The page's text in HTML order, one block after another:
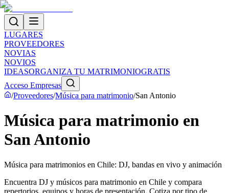
LUGARES
PROVEEDORES
NOVIAS
NOVIOS
IDEASORGANIZA TU MATRIMONIOGRATIS
Acceso Empresas
/Proveedores/Música para matrimonio/San Antonio
Música para matrimonio en
San Antonio
Música para matrimonios en Chile: DJ, bandas en vivo y animación
Encuentra DJ y músicos para matrimonio en Chile y compara
repertorios, equipos y horas de presentación. Cotiza por tipo de